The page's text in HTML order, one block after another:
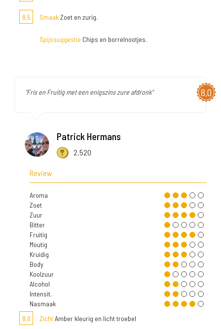
8,5 SmaakZoet en zurig.
Spijssuggestie Chips en borrelnootjes.
8,0
"Fris en Fruitig met een enigszins zure afdronk"
Patrick Hermans
2.520
Review
Aroma
Zoet
Zuur
Bitter
Fruitig
Moutig
Kruidig
Body
Koolzuur
Alcohol
Intensit.
Nasmaak
8,0
ZichtAmber kleurig en licht troebel